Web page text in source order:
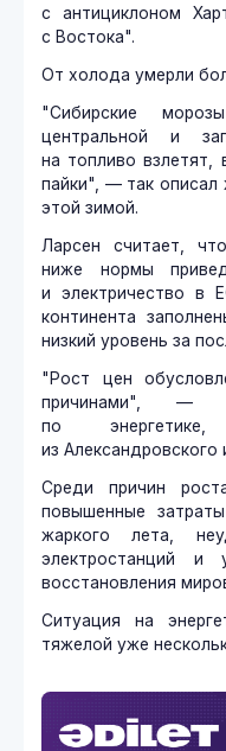
с антициклоном
с Востока".
От холода умерли
"Сибирские
центральной и
на топливо взлетят,
пайки", — так
этой зимой.
Ларсен считает,
ниже нормы
и электричество в
континента
низкий уровень за
"Рост цен
причинами", —
по
из Александровского
Среди причин
повышенные
жаркого лета,
электростанций и
восстановления
Ситуация на
тяжелой уже